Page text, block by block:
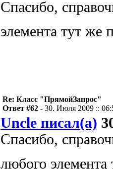
Спасибо,
элемента тут же
Re: Класс "ПрямойЗапрос"
Ответ #62 - 30. Июля 2009 ::
Uncle писал(а)
Спасибо,
любого